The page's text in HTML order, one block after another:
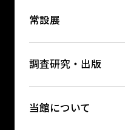
常設展
調査研究・出版
当館について